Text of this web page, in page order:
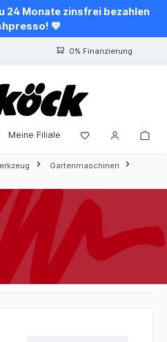
24 Monate zinsfrei bezahlen
💙
0% Finanzierung
Meine Filiale
Gartenmaschinen